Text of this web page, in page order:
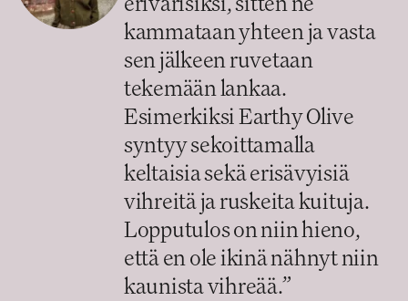
kammataan yhteen ja vasta
sen jälkeen ruvetaan
tekemään lankaa.
Esimerkiksi Earthy Olive
syntyy sekoittamalla
keltaisia sekä erisävyisiä
vihreitä ja ruskeita kuituja.
Lopputulos on niin hieno,
että en ole ikinä nähnyt niin
kaunista vihreää.”